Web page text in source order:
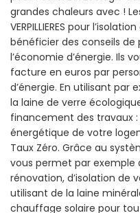
grandes chaleurs avec !
VERPILLIERES pour
bénéficier des conseils de
l’économie d’énergie. Ils
facture en euros par
d’énergie. En utilisant par
la laine de verre
financement des travaux
énergétique de votre
Taux Zéro. Grâce au
vous permet par exemple
rénovation, d’isolation de
utilisant de la laine
chauffage solaire pour